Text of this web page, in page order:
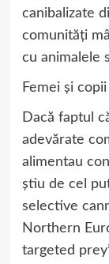
canibalizate
comunități
cu animalele
Femei și
Dacă faptul
adevărate
alimentau
știu de cel
selective
Northern
targeted